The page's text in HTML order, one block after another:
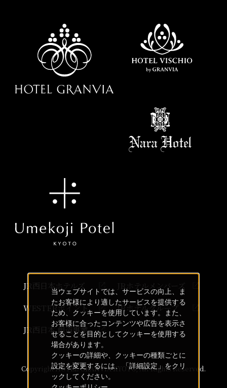
JR西日本ホテルズ
JRホテルメンバーズ
WESTERポイント
JRホテルグループ
JR西日本 創造事業
Copyright HOTEL GRANVIA KYOTO, All Rights Reserved.
当ウェブサイトでは、サービスの向上、ま
たお客様により適したサービスを提供する
ため、クッキーを使用しています。また、
お客様に合ったコンテンツや広告を表示さ
せることを目的としてクッキーを使用する
場合があります。
クッキーの詳細や、クッキーの種類ごとに
設定を変更するには、「詳細設定」をクリ
ックしてください。